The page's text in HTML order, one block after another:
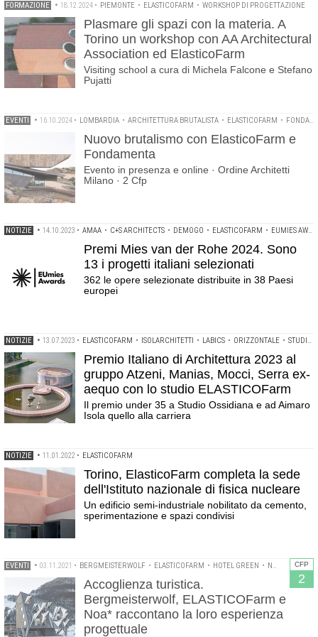
FORMAZIONE • 18.12.2024 • PIEMONTE • ELASTICOFARM • WORKSHOP DI PROGETTAZIONE
Plasmare gli spazi con la materia. A
Torino un workshop con AA Architectural
Association ed ElasticoFarm
Visiting school a cura di Michela Falcone e Stefano
Pujatti
EVENTI • 16.10.2024 • LOMBARDIA • ARCHITETTURA BRUTALISTA • ELASTICOFARM • FONDAMENTA
Nuovo brutalismo con ElasticoFarm e
Fondamenta
Evento in presenza e online · Ordine Architetti
Milano · 2 Cfp
NOTIZIE • 14.10.2023 • AMAA • C+S ARCHITECTS • DEMOGO • ELASTICOFARM • EUMIES AWARD
Premi Mies van der Rohe 2024. Sono
13 i progetti italiani selezionati
362 le opere selezionate distribuite in 38 Paesi
europei
NOTIZIE • 13.07.2023 • ELASTICOFARM • ISOLARCHITETTI • LABICS • ORIZZONTALE • STUDIO OSSIDIANA
Premio Italiano di Architettura 2023 al
gruppo Atzeni, Manias, Mocci, Serra ex-
aequo con lo studio ELASTICOFarm
Il premio under 35 a Studio Ossidiana e ad Aimaro
Isola quello alla carriera
NOTIZIE • 11.01.2022 • ELASTICOFARM
Torino, ElasticoFarm completa la sede
dell'Istituto nazionale di fisica nucleare
Un edificio semi-industriale nobilitato da cemento,
sperimentazione e spazi condivisi
CFP
2
EVENTI • 03.11.2021 • BERGMEISTERWOLF • ELASTICOFARM • HOTEL GREEN • NOA* NETWORK OF ARCHITECTURE
Accoglienza turistica.
Bergmeisterwolf, ELASTICOFarm e
Noa* raccontano la loro esperienza
progettuale